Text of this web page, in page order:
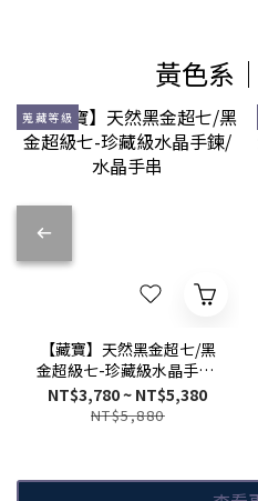
黃色系
蒐藏等級
【藏寶】天然黑金超七/黑
金超級七-珍藏級水晶手鍊/
水晶手串
NT$3,780 ~ NT$5,380
NT$5,880